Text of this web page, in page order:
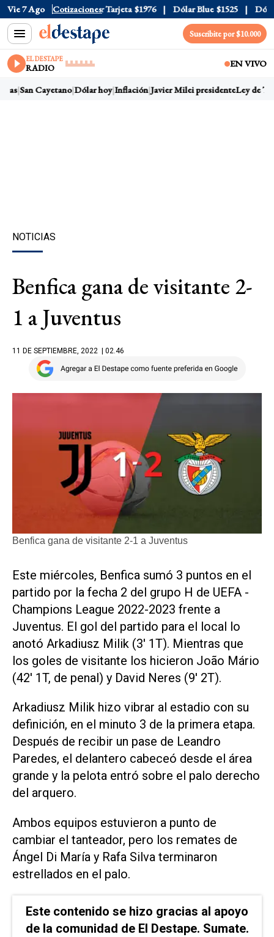
Vie 7 Ago Cotizaciones
Oficial $1520 Dólar Tarjeta $1976 Dólar Blue $1525 Dólar
Suscribite por $10.000
EL DESTAPE
RADIO EN VIVO
San Cayetano Dólar hoy Inflación Javier Milei presidenteLey de
NOTICIAS
Benfica gana de visitante 2-
1 a Juventus
11 DE SEPTIEMBRE, 2022 | 02.46
Benfica gana de visitante 2-1 a Juventus
Este miércoles, Benfica sumó 3 puntos en el
partido por la fecha 2 del grupo H de UEFA -
Champions League 2022-2023 frente a
Juventus. El gol del partido para el local lo
anotó Arkadiusz Milik (3' 1T). Mientras que
los goles de visitante los hicieron João Mário
(42' 1T, de penal) y David Neres (9' 2T).
Arkadiusz Milik hizo vibrar al estadio con su
definición, en el minuto 3 de la primera etapa.
Después de recibir un pase de Leandro
Paredes, el delantero cabeceó desde el área
grande y la pelota entró sobre el palo derecho
del arquero.
Ambos equipos estuvieron a punto de
cambiar el tanteador, pero los remates de
Ángel Di María y Rafa Silva terminaron
estrellados en el palo.
Este contenido se hizo gracias al apoyo
de la comunidad de El Destape. Sumate.